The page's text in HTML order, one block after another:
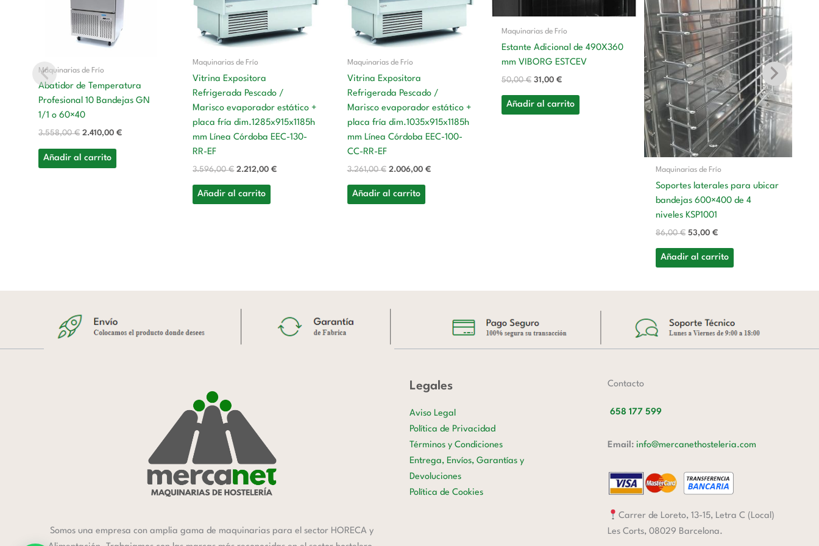
Maquinarias de Frío
Abatidor de Temperatura
Profesional 10 Bandejas GN
1/1 o 60×40
3.558,00€ 2.410,00€
Añadir al carrito
Maquinarias de Frío
Vitrina Expositora
Refrigerada Pescado /
Marisco evaporador estático +
placa fría dim.1285x915x1185h
mm Línea Córdoba EEC-130-
RR-EF
3.596,00€ 2.212,00€
Añadir al carrito
Maquinarias de Frío
Vitrina Expositora
Refrigerada Pescado /
Marisco evaporador estático +
placa fría dim.1035x915x1185h
mm Línea Córdoba EEC-100-
CC-RR-EF
3.261,00€ 2.006,00 €
Añadir al carrito
Maquinarias de Frío
Estante Adicional de 490X360
mm VIBORG ESTCEV
50,00€ 31,00 €
Añadir al carrito
Maquinarias de Frío
Soportes laterales para ubicar
bandejas 600×400 de 4
niveles KSP1001
86,00€ 53,00 €
Añadir al carrito
Somos una empresa con amplia gama de maquinarias para el sector HORECA y
Legales
Aviso Legal
Política de Privacidad
Términos y Condiciones
Entrega, Envíos, Garantías y
Devoluciones
Política de Cookies
Contacto
658 177 599
Email: info@mercanethosteleria.com
Carrer de Loreto, 13-15, Letra C (Local)
Les Corts, 08029 Barcelona.